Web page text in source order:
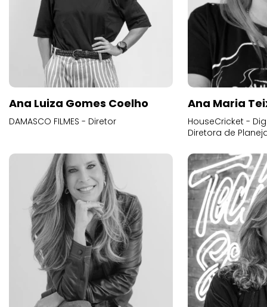
Ana Luiza Gomes Coelho
DAMASCO FILMES - Diretor
Ana Maria
HouseCricket -
Diretora de